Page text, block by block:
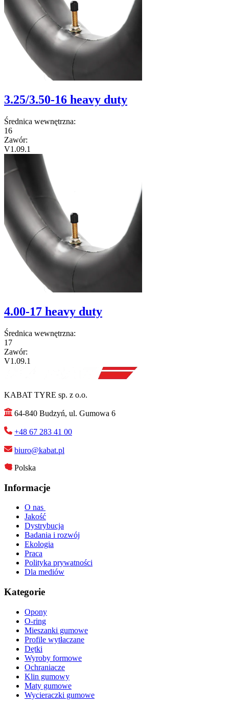
3.25/3.50-16 heavy duty
Średnica wewnętrzna:
16
Zawór:
V1.09.1
4.00-17 heavy duty
Średnica wewnętrzna:
17
Zawór:
V1.09.1
KABAT TYRE sp. z o.o.
64-840 Budzyń, ul. Gumowa 6
+48 67 283 41 00
biuro@kabat.pl
Polska
Informacje
O nas
Jakość
Dystrybucja
Badania i rozwój
Ekologia
Praca
Polityka prywatności
Dla mediów
Kategorie
Opony
O-ring
Mieszanki gumowe
Profile wytłaczane
Dętki
Wyroby formowe
Ochraniacze
Klin gumowy
Maty gumowe
Wycieraczki gumowe